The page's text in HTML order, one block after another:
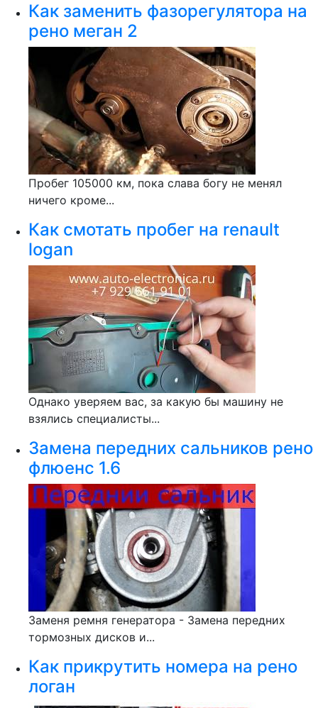
Как заменить фазорегулятора на
рено меган 2
Пробег 105000 км, пока слава богу не менял
ничего кроме...
Как смотать пробег на renault
logan
Однако уверяем вас, за какую бы машину не
взялись специалисты...
Замена передних сальников рено
флюенс 1.6
Заменя ремня генератора - Замена передних
тормозных дисков и...
Как прикрутить номера на рено
логан